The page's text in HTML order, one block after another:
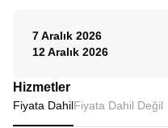
7 Aralık 2026
12 Aralık 2026
Hizmetler
Fiyata DahilFiyata Dahil Değil